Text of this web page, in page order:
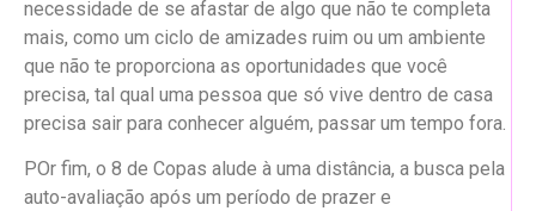
necessidade de se afastar de algo que não te completa
mais, como um ciclo de amizades ruim ou um ambiente
que não te proporciona as oportunidades que você
precisa, tal qual uma pessoa que só vive dentro de casa
precisa sair para conhecer alguém, passar um tempo fora.
POr fim, o 8 de Copas alude à uma distância, a busca pela
auto-avaliação após um período de prazer e